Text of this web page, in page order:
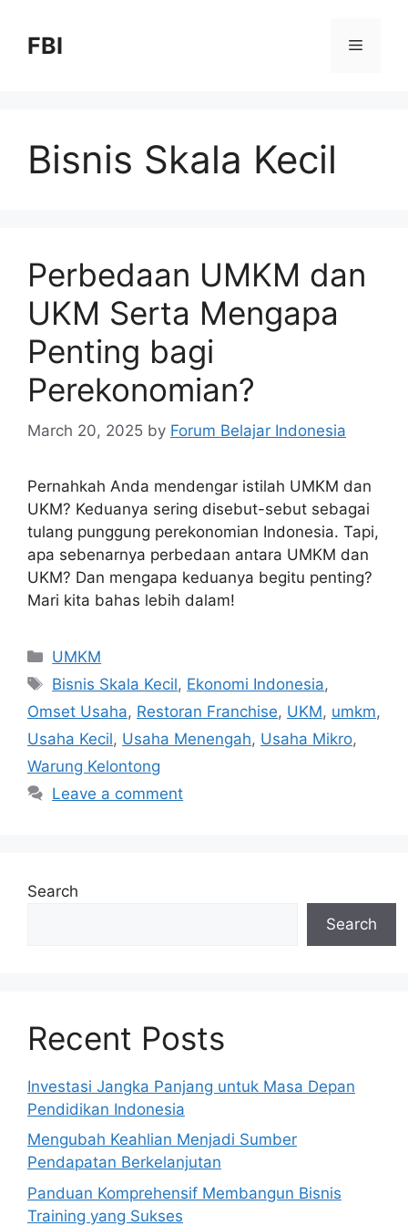
FBI
Bisnis Skala Kecil
Perbedaan UMKM dan
UKM Serta Mengapa
Penting bagi
Perekonomian?
March 20, 2025 by Forum Belajar Indonesia
Pernahkah Anda mendengar istilah UMKM dan
UKM? Keduanya sering disebut-sebut sebagai
tulang punggung perekonomian Indonesia. Tapi,
apa sebenarnya perbedaan antara UMKM dan
UKM? Dan mengapa keduanya begitu penting?
Mari kita bahas lebih dalam!
UMKM
Bisnis Skala Kecil, Ekonomi Indonesia,
Omset Usaha, Restoran Franchise, UKM, umkm,
Usaha Kecil, Usaha Menengah, Usaha Mikro,
Warung Kelontong
Leave a comment
Search
Search
Recent Posts
Investasi Jangka Panjang untuk Masa Depan
Pendidikan Indonesia
Mengubah Keahlian Menjadi Sumber
Pendapatan Berkelanjutan
Panduan Komprehensif Membangun Bisnis
Training yang Sukses